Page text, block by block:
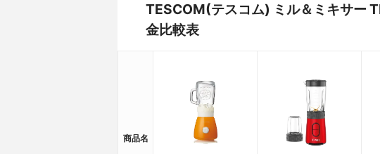
TESCOM(テスコム) ミル＆ミキサー
金比較表
商品名